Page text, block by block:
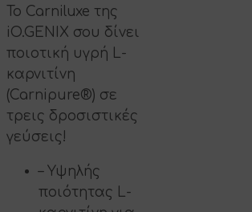
Το Carniluxe της
iO.GENIX σου δίνει
ποιοτική υγρή L-
καρνιτίνη
(Carnipure®) σε
τρεις δροσιστικές
γεύσεις!
– Υψηλής
ποιότητας L-